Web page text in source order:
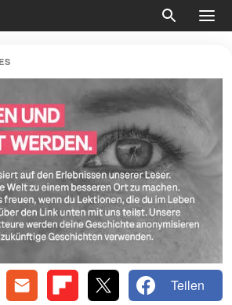
Teilen